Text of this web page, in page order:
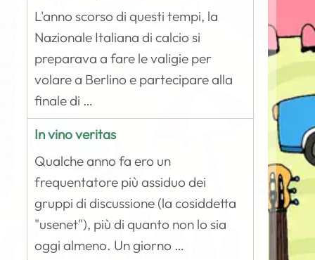
L'anno scorso di questi tempi, la
Nazionale Italiana di calcio si
preparava a fare le valigie per
volare a Berlino e partecipare alla
finale di …
In vino veritas
Qualche anno fa ero un
frequentatore più assiduo dei
gruppi di discussione (la cosiddetta
"usenet"), più di quanto non lo sia
oggi almeno. Un giorno …